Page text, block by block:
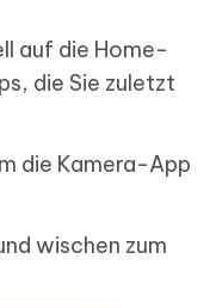
auf die Home-
die Sie zuletzt
die Kamera-App
wischen zum